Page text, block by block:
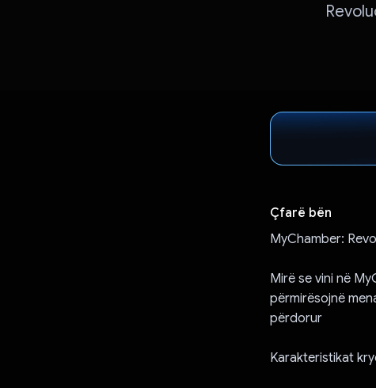
Çfarë bën
MyChamber:
Mirë se vini në
përmirësojnë
përdorur
Karakteristikat